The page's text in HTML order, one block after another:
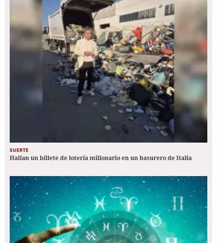
SUERTE
Hallan un billete de lotería millonario en un basurero de Italia